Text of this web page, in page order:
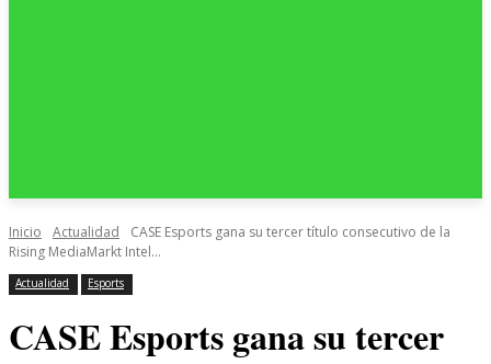
Inicio Actualidad
CASE Esports gana su tercer título consecutivo de la
Rising MediaMarkt Intel...
Actualidad Esports
CASE Esports gana su tercer